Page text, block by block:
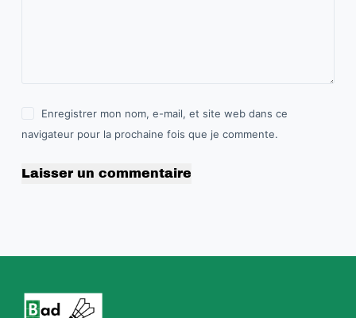
Enregistrer mon nom, e-mail, et site web dans ce
navigateur pour la prochaine fois que je commente.
Laisser un commentaire